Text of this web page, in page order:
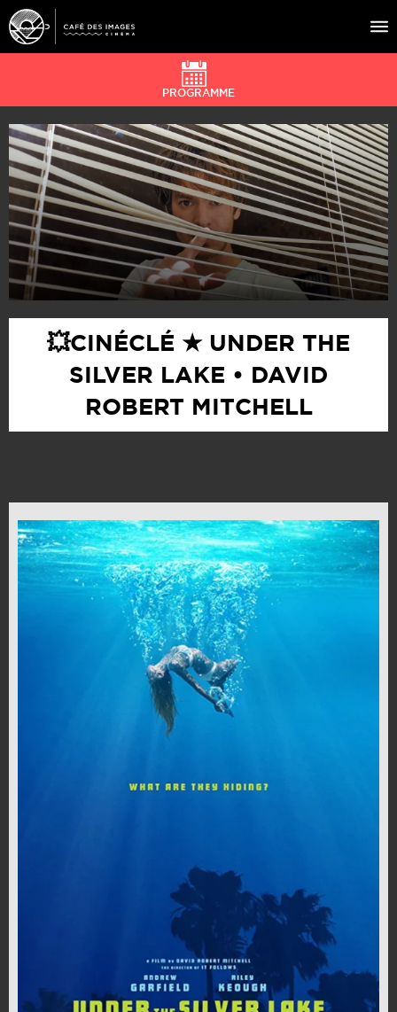
À L’AFFICHE
ÉVÉNEMENTS
CAFÉ DU CINÉ
PRATIQUE
ÉDUCATION AUX IMAGES
PROGRAMME
💥CINÉCLÉ ★ UNDER THE
SILVER LAKE • DAVID
ROBERT MITCHELL